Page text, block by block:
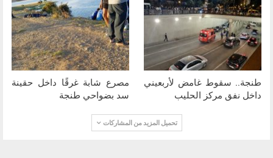
طنجة.. سقوط غامض لأربعيني
داخل نفق مركز الحليب
مصرع شابة غرقًا داخل حقينة
سد بضواحي طنجة
تحميل المزيد من المشاركات